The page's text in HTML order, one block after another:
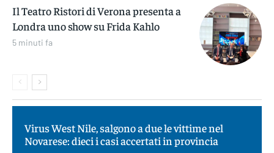
Il Teatro Ristori di Verona presenta a
Londra uno show su Frida Kahlo
5 minuti fa
Virus West Nile, salgono a due le vittime nel
Novarese: dieci i casi accertati in provincia